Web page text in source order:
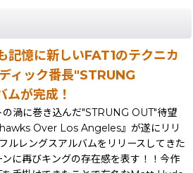
憶に新しいFAT1のテクニカ
ィック番長"STRUNG
が完成！
渦に巻き込んだ"STRUNG OUT"待望
Over Los Angeles』が遂にリリ
ルレングスアルバムをリリースしてきた
に再びキングの存在感を表す！！今作